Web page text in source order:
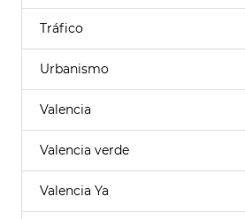
Tráfico
Urbanismo
Valencia
Valencia verde
Valencia Ya